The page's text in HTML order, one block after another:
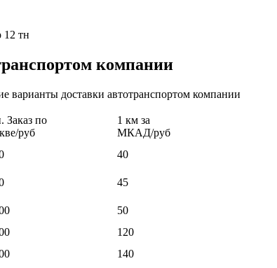
12 тн
компании
варианты доставки автотранспортом компании
Заказ по
руб
1 км за
МКАД/руб
40
45
50
120
140